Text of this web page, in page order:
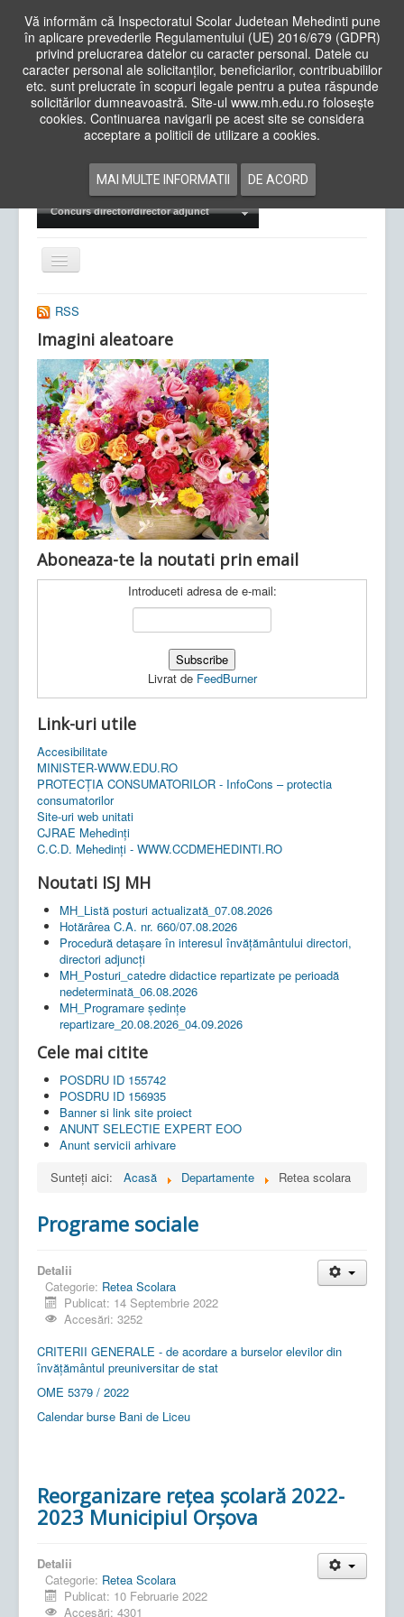
Vă informăm că Inspectoratul Scolar Judetean Mehedinti pune
în aplicare prevederile Regulamentului (UE) 2016/679 (GDPR)
privind prelucrarea datelor cu caracter personal. Datele cu
caracter personal ale solicitanților, beneficiarilor, contribuabililor
etc. sunt prelucrate în scopuri legale pentru a putea răspunde
solicitărilor dumneavoastră. Site-ul www.mh.edu.ro folosește
cookies. Continuarea navigarii pe acest site se considera
acceptare a politicii de utilizare a cookies.
MAI MULTE INFORMATII DE ACORD
Cauta
in
siteAcasa Cadre Didactice
Examene Naționale
Concurs director/director adjunct
Comută
navigarea
Ultimele articole: Vi, 04.11.2022 -Inspectoratul Școlar
Județean Mehedinți
RSS
Imagini aleatoare
Aboneaza-te la noutati prin email
Introduceti adresa de e-mail:
Livrat de FeedBurner
Link-uri utile
Accesibilitate
MINISTER-WWW.EDU.RO
PROTECȚIA CONSUMATORILOR - InfoCons – protectia
consumatorilor
Site-uri web unitati
CJRAE Mehedinți
C.C.D. Mehedinţi - WWW.CCDMEHEDINTI.RO
Noutati ISJ MH
MH_Listă posturi actualizată_07.08.2026
Hotărârea C.A. nr. 660/07.08.2026
Procedură detașare în interesul învățământului directori,
directori adjuncți
MH_Posturi_catedre didactice repartizate pe perioadă
nedeterminată_06.08.2026
MH_Programare ședințe
repartizare_20.08.2026_04.09.2026
Cele mai citite
POSDRU ID 155742
POSDRU ID 156935
Banner si link site proiect
ANUNT SELECTIE EXPERT EOO
Anunt servicii arhivare
Sunteți aici:
Acasă Departamente Retea scolara
Programe sociale
Detalii
Categorie: Retea Scolara
Publicat: 14 Septembrie 2022
Accesări: 3252
CRITERII GENERALE - de acordare a burselor elevilor din
învățământul preuniversitar de stat
OME 5379 / 2022
Calendar burse Bani de Liceu
Reorganizare rețea școlară 2022-
2023 Municipiul Orșova
Detalii
Categorie: Retea Scolara
Publicat: 10 Februarie 2022
Accesări: 4301